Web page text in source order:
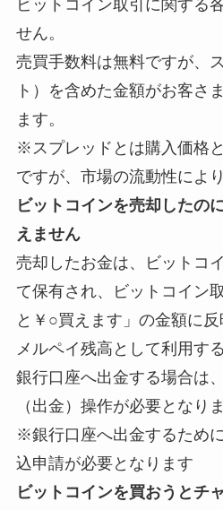
ビットコイン取引に関する
せん。
売買手数料は無料ですが、
ト）を含めた金額がお客さ
ます。
※スプレッドとは購入価格
ですが、市場の流動性によ
ビットコインを売却したの
えません
売却したお金は、ビットコ
て保有され、ビットコイン
と￥○買えます」の金額に反
メルペイ残高として利用す
銀行口座へ出金する場合は
（出金）操作が必要となりま
※銀行口座へ出金するため
込申請が必要となります
ビットコインを買おうとチ